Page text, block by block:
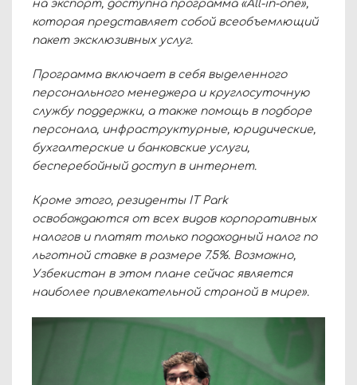
на экспорт, доступна программа «All-in-one»,
которая представляет собой всеобъемлющий
пакет эксклюзивных услуг.
Программа включает в себя выделенного
персонального менеджера и круглосуточную
службу поддержки, а также помощь в подборе
персонала, инфраструктурные, юридические,
бухгалтерские и банковские услуги,
бесперебойный доступ в интернет.
Кроме этого, резиденты IT Park
освобождаются от всех видов корпоративных
налогов и платят только подоходный налог по
льготной ставке в размере 7.5%. Возможно,
Узбекистан в этом плане сейчас является
наиболее привлекательной страной в мире».